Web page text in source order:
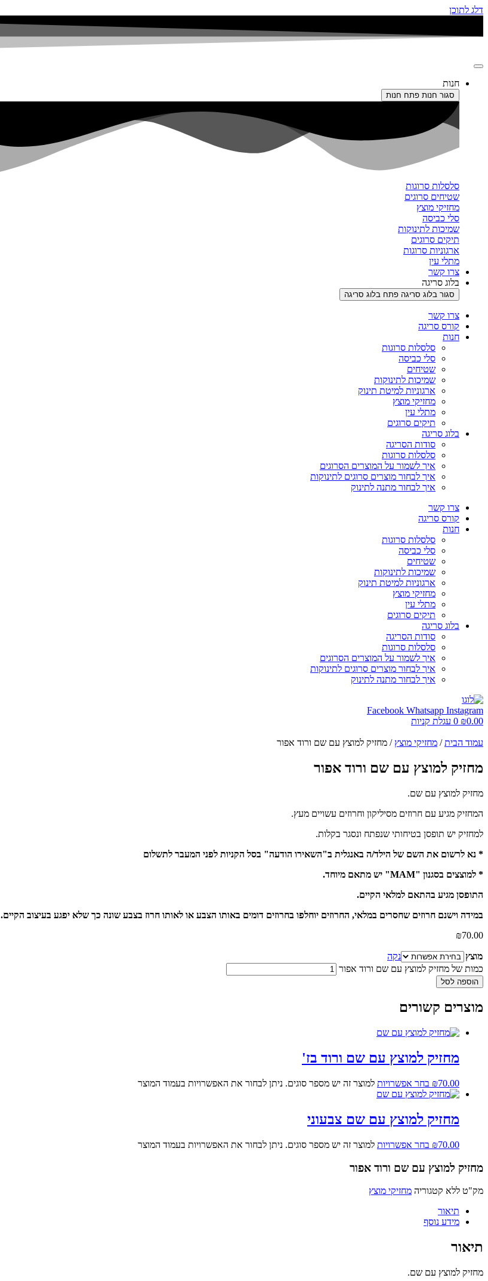
דלג לתוכן
חנות
סגור חנות פתח חנות
סלסלות סרוגות
שטיחים סרוגים
מחזיקי מוצץ
סלי כביסה
שמיכות לתינוקות
תיקים סרוגים
ארגוניות סרוגות
מתלי עין
צרו קשר
בלוג סריגה
סגור בלוג סריגה פתח בלוג סריגה
צרו קשר
קורס סריגה
חנות
סלסלות סרוגות
סלי כביסה
שטיחים
שמיכות לתינוקות
ארגוניות למיטת תינוק
מחזיקי מוצץ
מתלי עין
תיקים סרוגים
בלוג סריגה
סודות הסריגה
סלסלות סרוגות
איך לשמור על המוצרים הסרוגים
איך לבחור מוצרים סרוגים לתינוקות
איך לבחור מתנה לתינוק
צרו קשר
קורס סריגה
חנות
סלסלות סרוגות
סלי כביסה
שטיחים
שמיכות לתינוקות
ארגוניות למיטת תינוק
מחזיקי מוצץ
מתלי עין
תיקים סרוגים
בלוג סריגה
סודות הסריגה
סלסלות סרוגות
איך לשמור על המוצרים הסרוגים
איך לבחור מוצרים סרוגים לתינוקות
איך לבחור מתנה לתינוק
Facebook Whatsapp Instagram
₪0.00
0 עגלת קניות
עמוד הבית/ מחזיקי מוצץ / מחזיק למוצץ עם שם ורוד אפור
מחזיק למוצץ עם שם ורוד אפור
מחזיק למוצץ עם שם.
המחזיק מגיע עם חרוזים מסיליקון וחרוזים עשויים מעץ.
למחזיק יש תופסן בטיחותי שנפתח ונסגר בקלות.
* נא לרשום את השם של הילד/ה באנגלית ב"השאירו הודעה" בסל הקניות לפני המעבר לתשלום
* למוצצים בסגנון "MAM" יש מתאם מיוחד.
התופסן מגיע בהתאם למלאי הקיים.
במידה וישנם חרוזים שחסרים במלאי, החרוזים יוחלפו בחרוזים דומים באותו הצבע או לאותו חרוז בצבע שונה כך שלא יפגע בעיצוב הקיים.
₪70.00
מוצץ
נקה
כמות של מחזיק למוצץ עם שם ורוד אפור
הוספה לסל
מוצרים קשורים
מחזיק למוצץ עם שם ורוד בז'
₪70.00 בחר אפשרויות למוצר זה יש מספר סוגים. ניתן לבחור את האפשרויות בעמוד המוצר
מחזיק למוצץ עם שם צבעוני
₪70.00 בחר אפשרויות למוצר זה יש מספר סוגים. ניתן לבחור את האפשרויות בעמוד המוצר
מחזיק למוצץ עם שם ורוד אפור
מק"ט ללא קטגוריה מחזיקי מוצץ
תיאור
מידע נוסף
תיאור
מחזיק למוצץ עם שם.